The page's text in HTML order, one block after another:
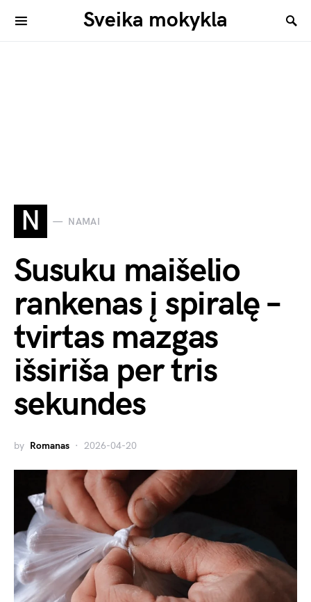
Sveika mokykla
N NAMAI
Susuku maišelio
rankenas į spiralę –
tvirtas mazgas
išsiriša per tris
sekundes
by Romanas 2026-04-20